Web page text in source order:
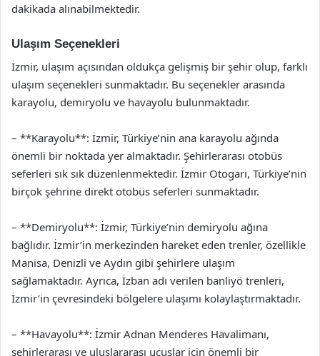
dakikada alınabilmektedir.
Ulaşım Seçenekleri
İzmir, ulaşım açısından oldukça gelişmiş bir şehir olup, farklı
ulaşım seçenekleri sunmaktadır. Bu seçenekler arasında
karayolu, demiryolu ve havayolu bulunmaktadır.
– **Karayolu**: İzmir, Türkiye’nin ana karayolu ağında
önemli bir noktada yer almaktadır. Şehirlerarası otobüs
seferleri sık sık düzenlenmektedir. İzmir Otogarı, Türkiye’nin
birçok şehrine direkt otobüs seferleri sunmaktadır.
– **Demiryolu**: İzmir, Türkiye’nin demiryolu ağına
bağlıdır. İzmir’in merkezinden hareket eden trenler, özellikle
Manisa, Denizli ve Aydın gibi şehirlere ulaşım
sağlamaktadır. Ayrıca, İzban adı verilen banliyö trenleri,
İzmir’in çevresindeki bölgelere ulaşımı kolaylaştırmaktadır.
– **Havayolu**: İzmir Adnan Menderes Havalimanı,
şehirlerarası ve uluslararası uçuşlar için önemli bir